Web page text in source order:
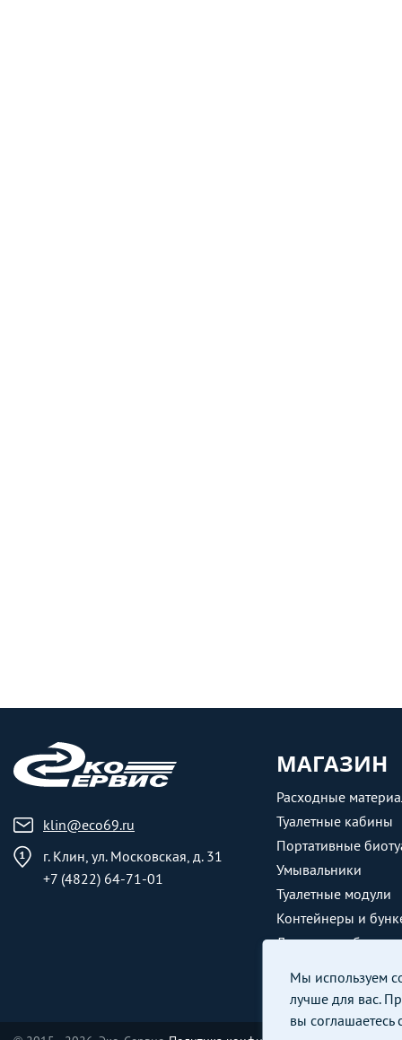
klin@eco69.ru
г. Клин, ул. Московская, д. 31
+7 (4822) 64-71-01
МАГАЗИН
Расходные
Туалетные кабины
Портативные
Умывальники
Туалетные модули
Контейнеры и
Душевые кабины
Мы используем
лучше для вас.
вы соглашаетесь